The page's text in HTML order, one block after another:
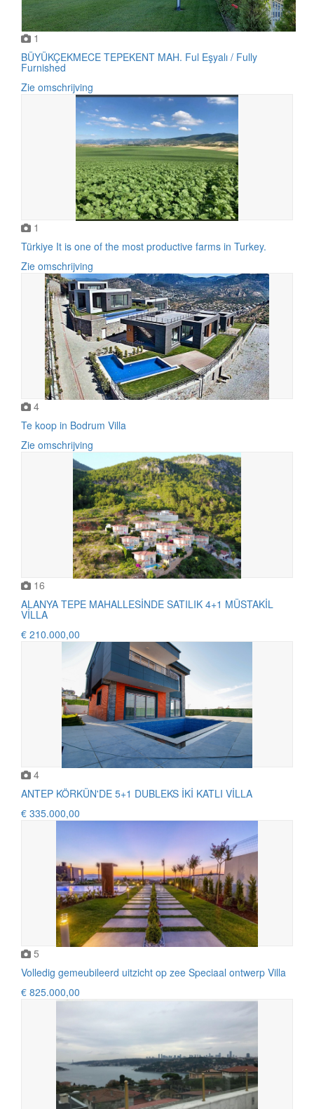
1
BÜYÜKÇEKMECE TEPEKENT MAH. Ful Eşyalı / Fully
Furnished
Zie omschrijving
1
Türkiye It is one of the most productive farms in Turkey.
Zie omschrijving
4
Te koop in Bodrum Villa
Zie omschrijving
16
ALANYA TEPE MAHALLESİNDE SATILIK 4+1 MÜSTAKİL
VİLLA
€ 210.000,00
4
ANTEP KÖRKÜN'DE 5+1 DUBLEKS İKİ KATLI VİLLA
€ 335.000,00
5
Volledig gemeubileerd uitzicht op zee Speciaal ontwerp Villa
€ 825.000,00